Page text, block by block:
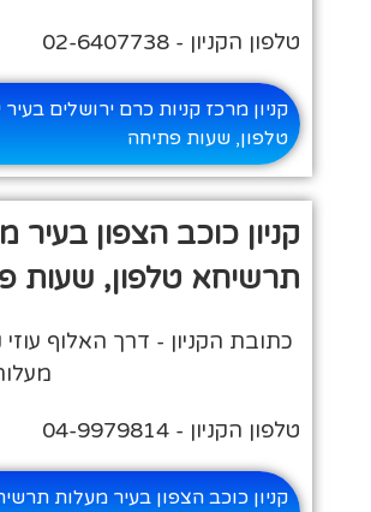
טלפון הקניון - 02-6407738
קניון מרכז קניות כרם ירושלים בעיר
טלפון, שעות פתיחה
קניון כוכב הצפון בעיר
תרשיחא טלפון, שעות
כתובת הקניון - דרך האלוף
טלפון הקניון - 04-9979814
קניון כוכב הצפון בעיר מעלות